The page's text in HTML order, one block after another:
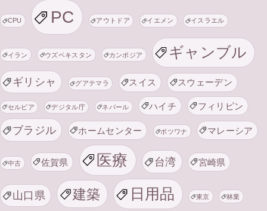
CPU PC アウトドア イエメン イスラエル
イラン ウズベキスタン カンボジア ギャンブル
ギリシャ グアテマラ スイス スウェーデン
セルビア デジタル庁 ネパール ハイチ フィリピン
ブラジル ホームセンター ボツワナ マレーシア
中古 佐賀県 医療 台湾 宮崎県
山口県 建築 日用品 東京 林業